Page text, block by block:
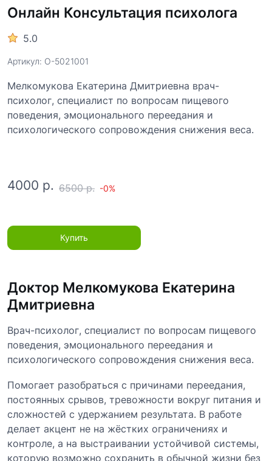
Онлайн Консультация психолога
5.0
Артикул: O-5021001
Мелкомукова Екатерина Дмитриевна врач-
психолог, специалист по вопросам пищевого
поведения, эмоционального переедания и
психологического сопровождения снижения веса.
4000 р. 6500 р. -0%
Купить
Доктор Мелкомукова Екатерина
Дмитриевна
Врач-психолог, специалист по вопросам пищевого
поведения, эмоционального переедания и
психологического сопровождения снижения веса.
Помогает разобраться с причинами переедания,
постоянных срывов, тревожности вокруг питания и
сложностей с удержанием результата. В работе
делает акцент не на жёстких ограничениях и
контроле, а на выстраивании устойчивой системы,
которую возможно сохранить в обычной жизни без